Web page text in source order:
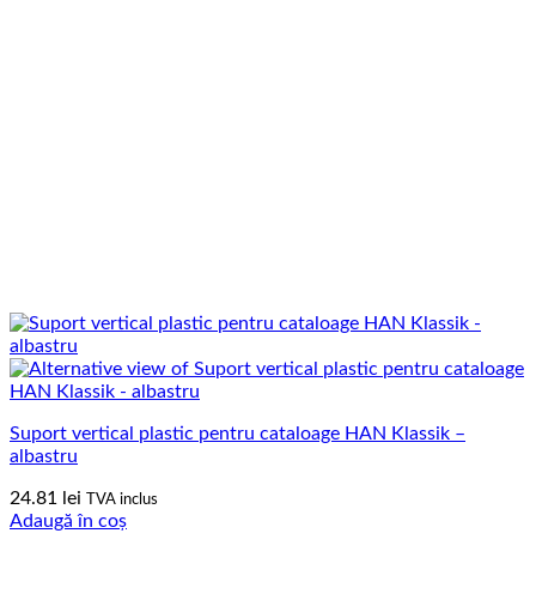
Suport vertical plastic pentru cataloage HAN Klassik –
albastru
24.81 lei TVA inclus
Adaugă în coș